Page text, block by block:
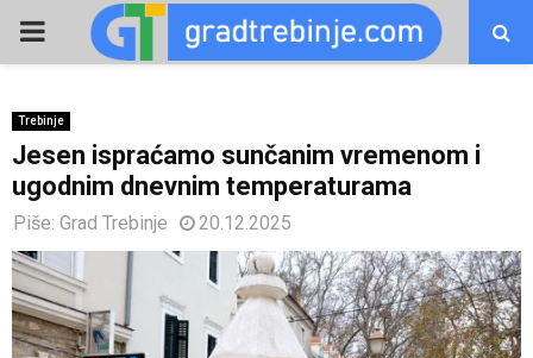
PRIMARY
Trebinje
Jesen ispraćamo sunčanim vremenom i
ugodnim dnevnim temperaturama
Piše: Grad Trebinje 20.12.2025